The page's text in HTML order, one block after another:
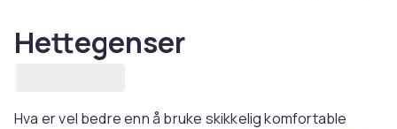
Hettegenser
Hva er vel bedre enn å bruke skikkelig komfortable